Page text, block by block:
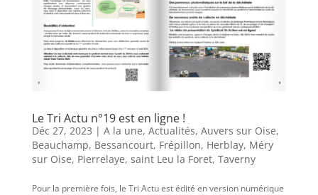
Le Tri Actu n°19 est en ligne !
Déc 27, 2023 | A la une, Actualités, Auvers sur Oise,
Beauchamp, Bessancourt, Frépillon, Herblay, Méry
sur Oise, Pierrelaye, saint Leu la Foret, Taverny
Pour la première fois, le Tri Actu est édité en version numérique